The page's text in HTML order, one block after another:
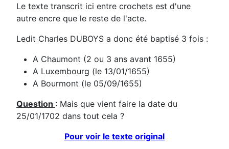
Le texte transcrit ici entre crochets est d'une
autre encre que le reste de l'acte.
Ledit Charles DUBOYS a donc été baptisé 3 fois :
A Chaumont (2 ou 3 ans avant 1655)
A Luxembourg (le 13/01/1655)
A Bourmont (le 05/09/1655)
Question : Mais que vient faire la date du
25/01/1702 dans tout cela ?
Pour voir le texte original